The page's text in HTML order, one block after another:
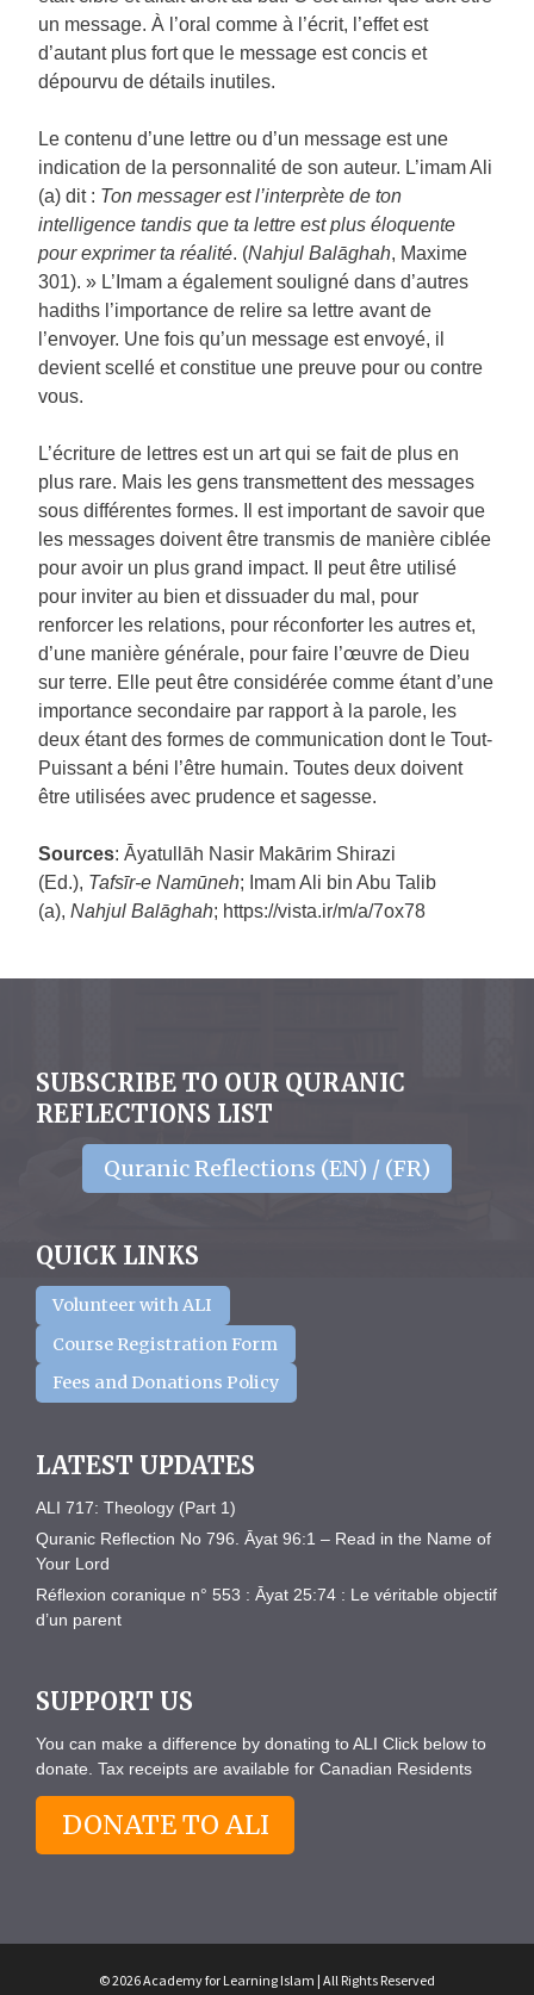
un message. À l’oral comme à l’écrit, l’effet est
d’autant plus fort que le message est concis et
dépourvu de détails inutiles.
Le contenu d’une lettre ou d’un message est une
indication de la personnalité de son auteur. L’imam Ali
(a) dit : Ton messager est l’interprète de ton
intelligence tandis que ta lettre est plus éloquente
pour exprimer ta réalité. (Nahjul Balāghah, Maxime
301). » L’Imam a également souligné dans d’autres
hadiths l’importance de relire sa lettre avant de
l’envoyer. Une fois qu’un message est envoyé, il
devient scellé et constitue une preuve pour ou contre
vous.
L’écriture de lettres est un art qui se fait de plus en
plus rare. Mais les gens transmettent des messages
sous différentes formes. Il est important de savoir que
les messages doivent être transmis de manière ciblée
pour avoir un plus grand impact. Il peut être utilisé
pour inviter au bien et dissuader du mal, pour
renforcer les relations, pour réconforter les autres et,
d’une manière générale, pour faire l’œuvre de Dieu
sur terre. Elle peut être considérée comme étant d’une
importance secondaire par rapport à la parole, les
deux étant des formes de communication dont le Tout-
Puissant a béni l’être humain. Toutes deux doivent
être utilisées avec prudence et sagesse.
Sources: Āyatullāh Nasir Makārim Shirazi
(Ed.), Tafsīr-e Namūneh; Imam Ali bin Abu Talib
(a), Nahjul Balāghah; https://vista.ir/m/a/7ox78
SUBSCRIBE TO OUR QURANIC
REFLECTIONS LIST
Quranic Reflections (EN) / (FR)
QUICK LINKS
Volunteer with ALI
Course Registration Form
Fees and Donations Policy
LATEST UPDATES
ALI 717: Theology (Part 1)
Quranic Reflection No 796. Āyat 96:1 – Read in the Name of
Your Lord
Réflexion coranique n° 553 : Āyat 25:74 : Le véritable objectif
d’un parent
SUPPORT US
You can make a difference by donating to ALI Click below to
donate. Tax receipts are available for Canadian Residents
DONATE TO ALI
© 2026 Academy for Learning Islam | All Rights Reserved